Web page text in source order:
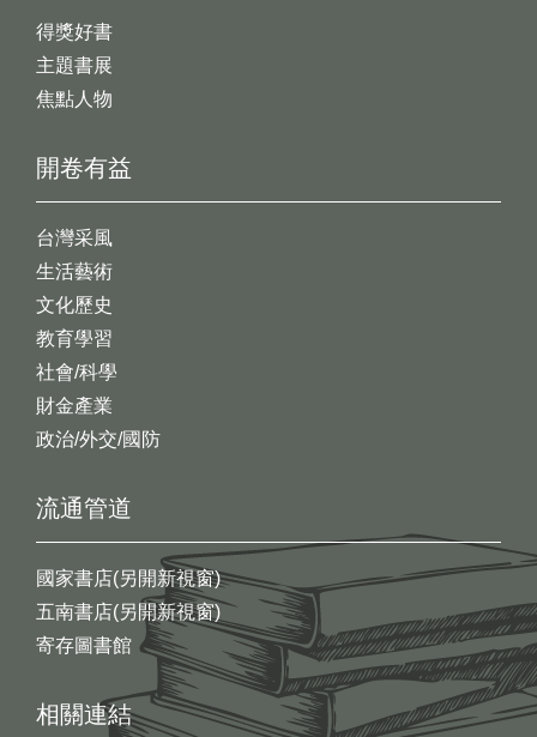
開卷有益
台灣采風
生活藝術
文化歷史
教育學習
社會/科學
財金產業
政治/外交/國防
得獎好書
主題書展
焦點人物
流通管道
國家書店(另開新視窗)
五南書店(另開新視窗)
寄存圖書館
相關連結